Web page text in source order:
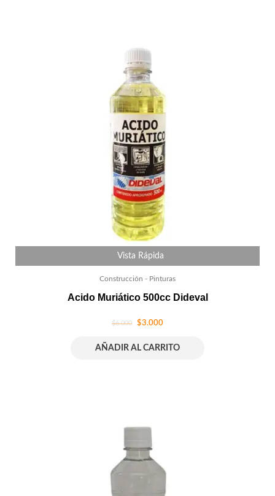
Vista Rápida
Construcción - Pinturas
Acido Muriático 500cc Dideval
$6.000 $3.000
AÑADIR AL CARRITO